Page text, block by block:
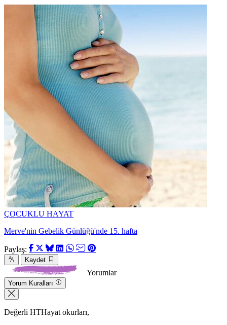
ÇOCUKLU HAYAT
Merve'nin Gebelik Günlüğü'nde 15. hafta
Paylaş:
Kaydet
Yorumlar
Yorum Kuralları
Değerli HTHayat okurları,